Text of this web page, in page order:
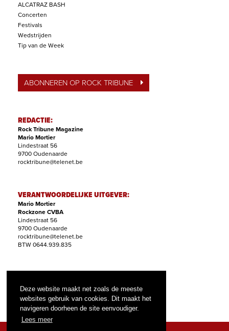
Deze website maakt net zoals de meeste
websites gebruik van cookies. Dit maakt het
navigeren doorheen de site eenvoudiger.
Lees meer
ALCATRAZ BASH
Concerten
Festivals
Wedstrijden
Tip van de Week
ABONNEREN OP ROCK TRIBUNE
REDACTIE:
Rock Tribune Magazine
Mario Mortier
Lindestraat 56
9700 Oudenaarde
rocktribune@telenet.be
VERANTWOORDELIJKE UITGEVER:
Mario Mortier
Rockzone CVBA
Lindestraat 56
9700 Oudenaarde
rocktribune@telenet.be
BTW 0644.939.835
Filip Nollet
abonnementen@rock-tribune.com